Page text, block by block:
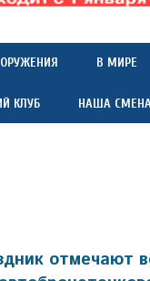
В МИРЕ
КЛУБ НАША
отмечают